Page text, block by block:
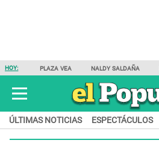
HOY: PLAZA VEA NALDY SALDAÑA
ÚLTIMAS NOTICIAS ESPECTÁCULOS